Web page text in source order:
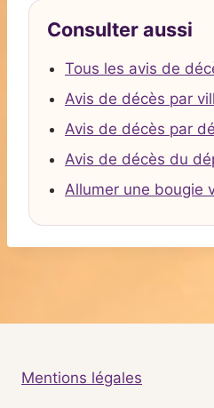
Consulter aussi
Tous les avis de
Avis de décès par
Avis de décès par
Avis de décès du
Allumer une bougie
Mentions légales